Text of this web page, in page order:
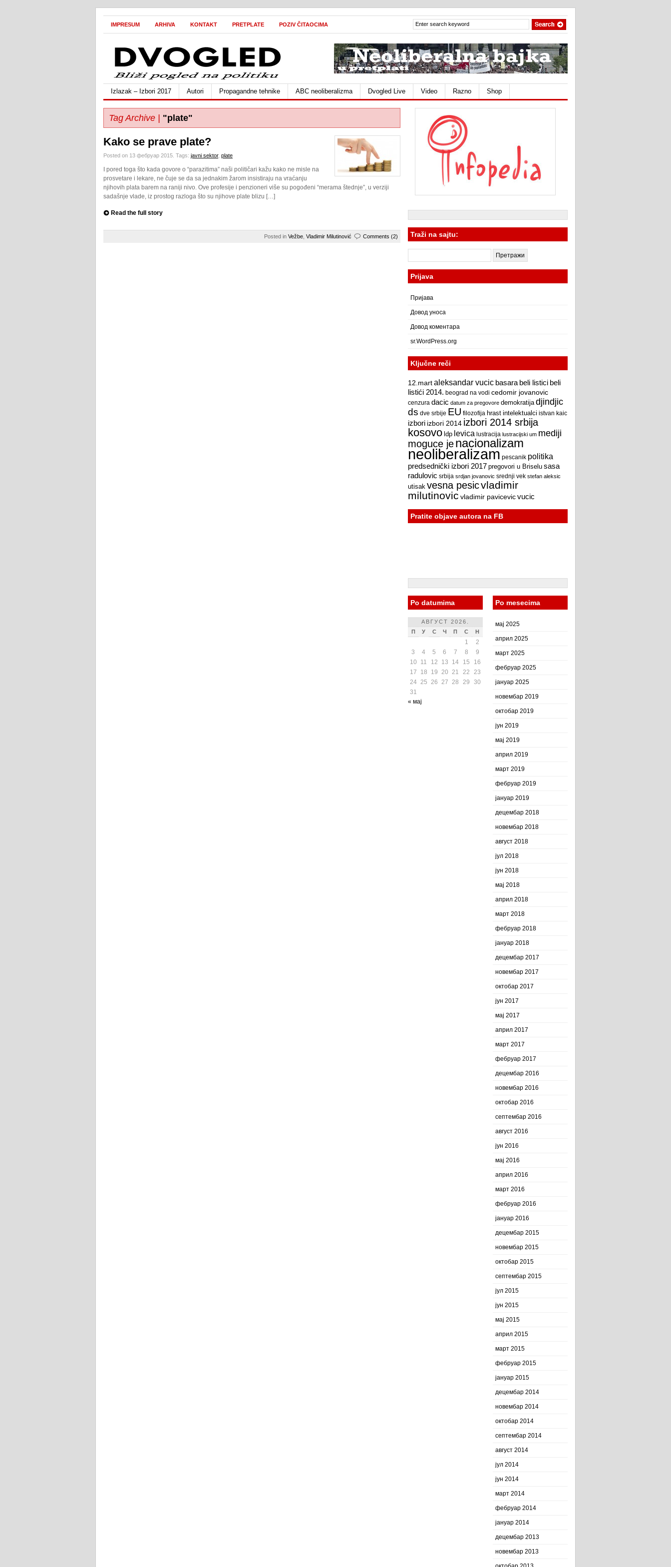
IMPRESUM ARHIVA KONTAKT PRETPLATE POZIV ČITAOCIMA
Izlazak – Izbori 2017 Autori Propagandne tehnike ABC neoliberalizma Dvogled Live Video Razno Shop
Tag Archive | "plate"
Kako se prave plate?
Posted on 13 фебруар 2015. Tags: javni sektor, plate
I pored toga što kada govore o “parazitima” naši političari kažu kako ne misle na
prosvetare i lekare, ne čuje se da sa jednakim žarom insistiraju na vraćanju
njihovih plata barem na raniji nivo. Ove profesije i penzioneri više su pogođeni “merama štednje”, u verziji
sadašnje vlade, iz prostog razloga što su njihove plate blizu […]
Read the full story
Posted in Vežbe Vladimir Milutinović Comments (2) Traži na sajtu:
за:
Prijava
Пријава
Довод уноса
Довод коментара
sr.WordPress.org
Ključne reči
12.martaleksandar vucic basara beli listici beli
listići 2014. beograd na vodi cedomir jovanovic
cenzura dacic datum za pregovore demokratija djindjic
ds dve srbije EU filozofija hrast intelektualci istvan kaic
izbori izbori 2014 izbori 2014 srbija
kosovo ldp levica lustracija lustracijski um mediji
moguce jenacionalizam
neoliberalizam pescanik politika
predsednički izbori 2017 pregovori u Briselu sasa
radulovic srbija srdjan jovanovic srednji vek stefan aleksic
utisak vesna pesicvladimir
milutinovic vladimir pavicevicvucic
Pratite objave autora na FB
Po datumima
АВГУСТ 2026.
П
У С Ч П С Н
1
2
3
4 5 6 7 8
9
10
11 12 13 14 15
16
17
18 19 20 21 22
23
24 25 26 27 28 29
30
31
« мај
Po mesecima
мај 2025
април 2025
март 2025
фебруар 2025
јануар 2025
новембар 2019
октобар 2019
јун 2019
мај 2019
април 2019
март 2019
фебруар 2019
јануар 2019
децембар 2018
новембар 2018
август 2018
јул 2018
јун 2018
мај 2018
април 2018
март 2018
фебруар 2018
јануар 2018
децембар 2017
новембар 2017
октобар 2017
јун 2017
мај 2017
април 2017
март 2017
фебруар 2017
децембар 2016
новембар 2016
октобар 2016
септембар 2016
август 2016
јун 2016
мај 2016
април 2016
март 2016
фебруар 2016
јануар 2016
децембар 2015
новембар 2015
октобар 2015
септембар 2015
јул 2015
јун 2015
мај 2015
април 2015
март 2015
фебруар 2015
јануар 2015
децембар 2014
новембар 2014
октобар 2014
септембар 2014
август 2014
јул 2014
јун 2014
март 2014
фебруар 2014
јануар 2014
децембар 2013
новембар 2013